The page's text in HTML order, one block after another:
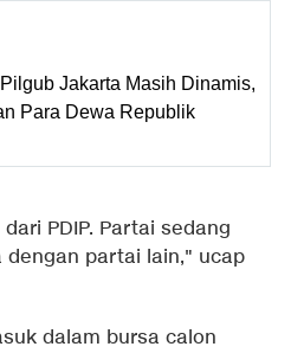
Jakarta Masih Dinamis,
Para Dewa Republik
PDIP. Partai sedang
dengan partai lain," ucap
dalam bursa calon